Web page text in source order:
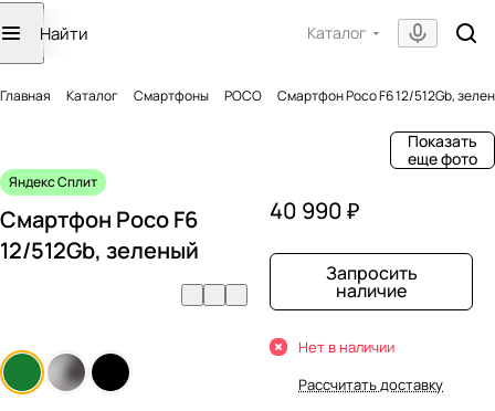
Каталог
Главная Каталог Смартфоны POCO Смартфон Poco F6 12/512Gb,
Показать
еще фото
Яндекс Сплит
Смартфон Poco F6
12/512Gb, зеленый
40 990 ₽
Запросить
наличие
Нет в наличии
Рассчитать доставку